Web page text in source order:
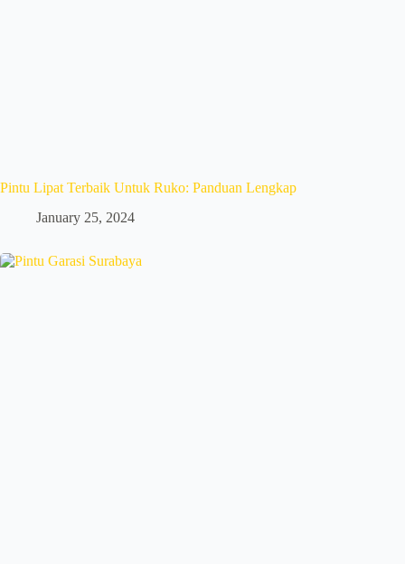
Pintu Lipat Terbaik Untuk Ruko: Panduan Lengkap
January 25, 2024